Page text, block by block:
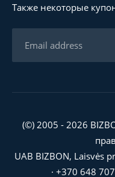
Также некоторые
(©) 2005 - 2026
UAB BIZBON, Laisvės
· +370 648